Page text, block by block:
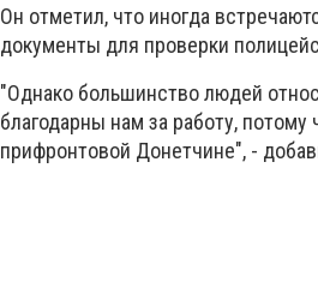
Он отметил, что иногда
документы для проверки
"Однако большинство людей
благодарны нам за работу,
прифронтовой Донетчине", -